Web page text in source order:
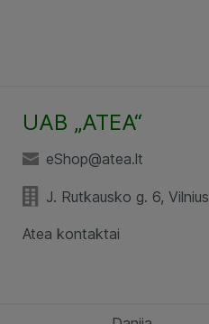
UAB „ATEA“
eShop@atea.lt
J. Rutkausko g. 6, Vilnius
Atea kontaktai